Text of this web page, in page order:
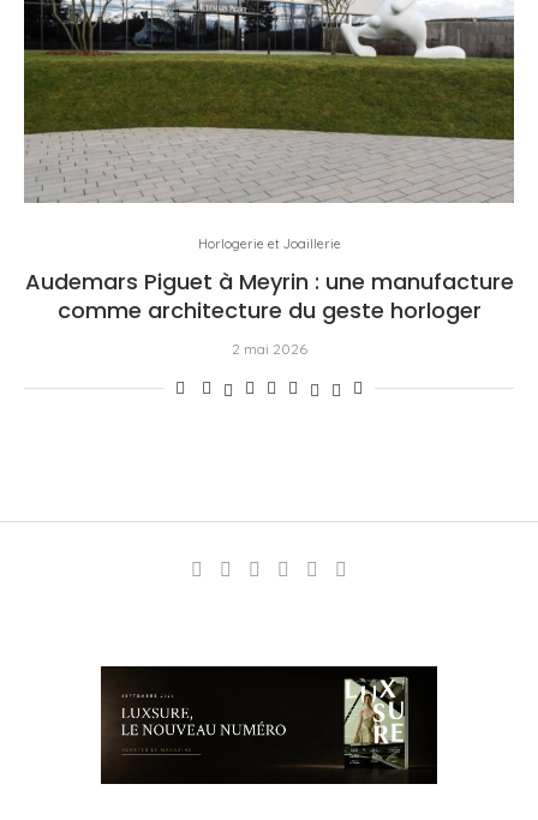
Horlogerie et Joaillerie
Audemars Piguet à Meyrin : une manufacture
comme architecture du geste horloger
2 mai 2026